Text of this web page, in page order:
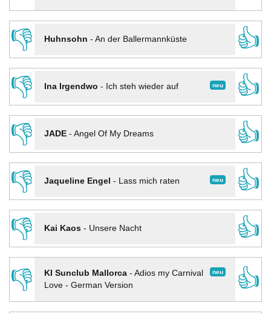
👎
Huhnsohn - An der Ballermannküste
👍
👎
neu
Ina Irgendwo - Ich steh wieder auf
👍
👎
JADE- Angel Of My Dreams
👍
👎
neu
Jaqueline Engel - Lass mich raten
👍
👎
Kai Kaos- Unsere Nacht
👍
👎
neu
KI Sunclub Mallorca- Adios my Carnival
Love - German Version
👍